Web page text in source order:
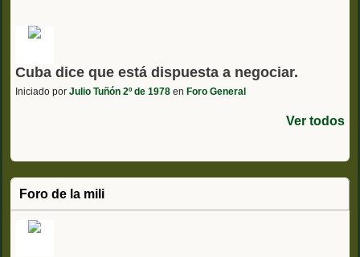
Cuba dice que está dispuesta a negociar.
Iniciado por Julio Tuñón 2º de 1978 en Foro General
Ver todos
Foro de la mili